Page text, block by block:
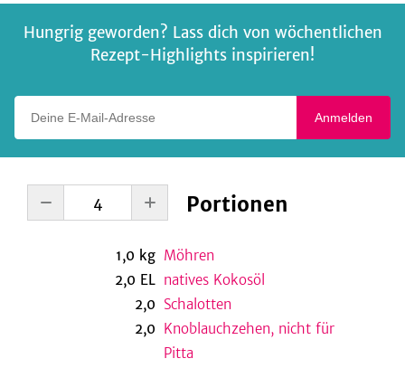
Hungrig geworden? Lass dich von wöchentlichen
Rezept-Highlights inspirieren!
Anmelden
Portionen
1,0 kg Möhren
2,0 EL natives Kokosöl
2,0 Schalotten
2,0 Knoblauchzehen, nicht für
Pitta